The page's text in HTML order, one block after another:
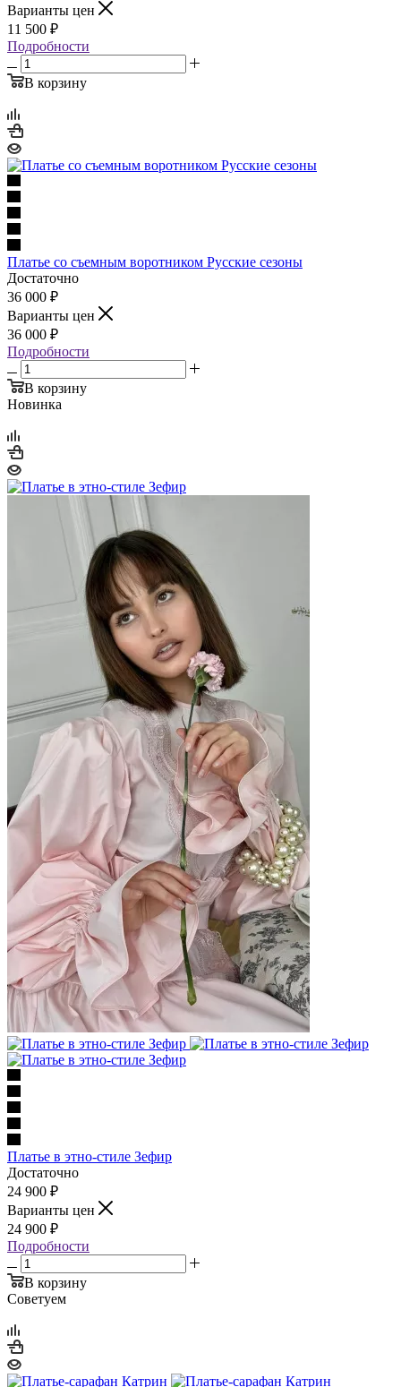
Варианты цен
11 500 ₽
Подробности
В корзину
Платье со съемным воротником Русские сезоны
Достаточно
36 000 ₽
Варианты цен
36 000 ₽
Подробности
В корзину
Новинка
Платье в этно-стиле Зефир
Достаточно
24 900 ₽
Варианты цен
24 900 ₽
Подробности
В корзину
Советуем